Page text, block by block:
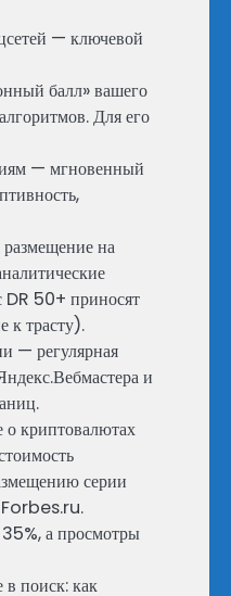
— ключевой
балл» вашего
Для его
— мгновенный
на
DR 50+ приносят
к трасту).
— регулярная
и
о криптовалютах
серии
Forbes.ru.
а просмотры
поиск: как